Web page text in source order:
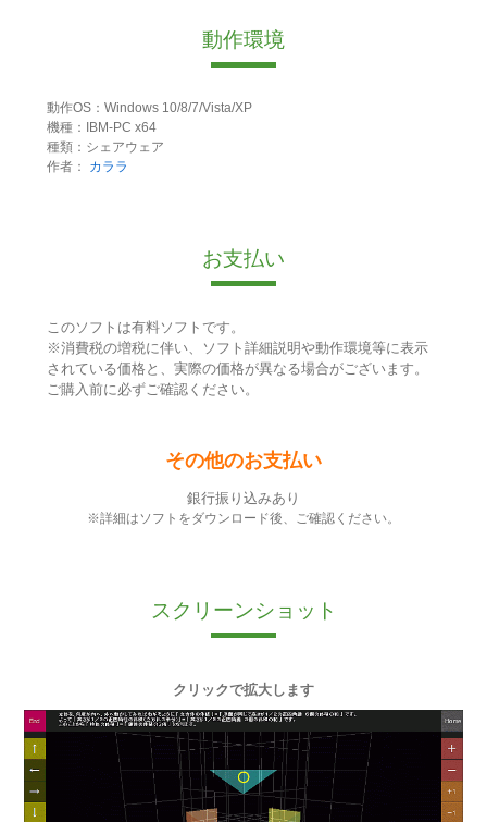
動作環境
動作OS：Windows 10/8/7/Vista/XP
機種：IBM-PC x64
種類：シェアウェア
作者：
カララ
お支払い
このソフトは有料ソフトです。
※消費税の増税に伴い、ソフト詳細説明や動作環境等に表示
されている価格と、実際の価格が異なる場合がございます。
ご購入前に必ずご確認ください。
その他のお支払い
銀行振り込みあり
※詳細はソフトをダウンロード後、ご確認ください。
スクリーンショット
クリックで拡大します